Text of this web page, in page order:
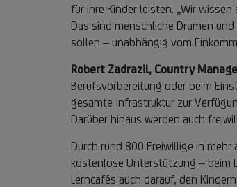
für ihre Kinder leisten. „Wir
Das sind menschliche Dramen
sollen – unabhängig vom
Robert Zadrazil, Country
Berufsvorbereitung oder beim
gesamte Infrastruktur zur
Darüber hinaus werden auch
Durch rund 800 Freiwillige in
kostenlose Unterstützung – beim
Lerncafés auch darauf, den